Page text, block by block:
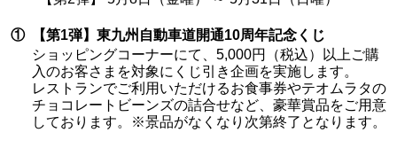
①
【第1弾】東九州自動車道開通10周年記念くじ
ショッピングコーナーにて、5,000円（税込）以上ご購
入のお客さまを対象にくじ引き企画を実施します。
レストランでご利用いただけるお食事券やテオムラタの
チョコレートビーンズの詰合せなど、豪華賞品をご用意
しております。※景品がなくなり次第終了となります。